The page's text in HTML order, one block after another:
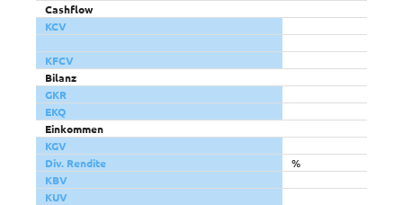
Cashflow
KCV
KFCV
Bilanz
GKR
EKQ
Einkommen
KGV
Div. Rendite
%
KBV
KUV